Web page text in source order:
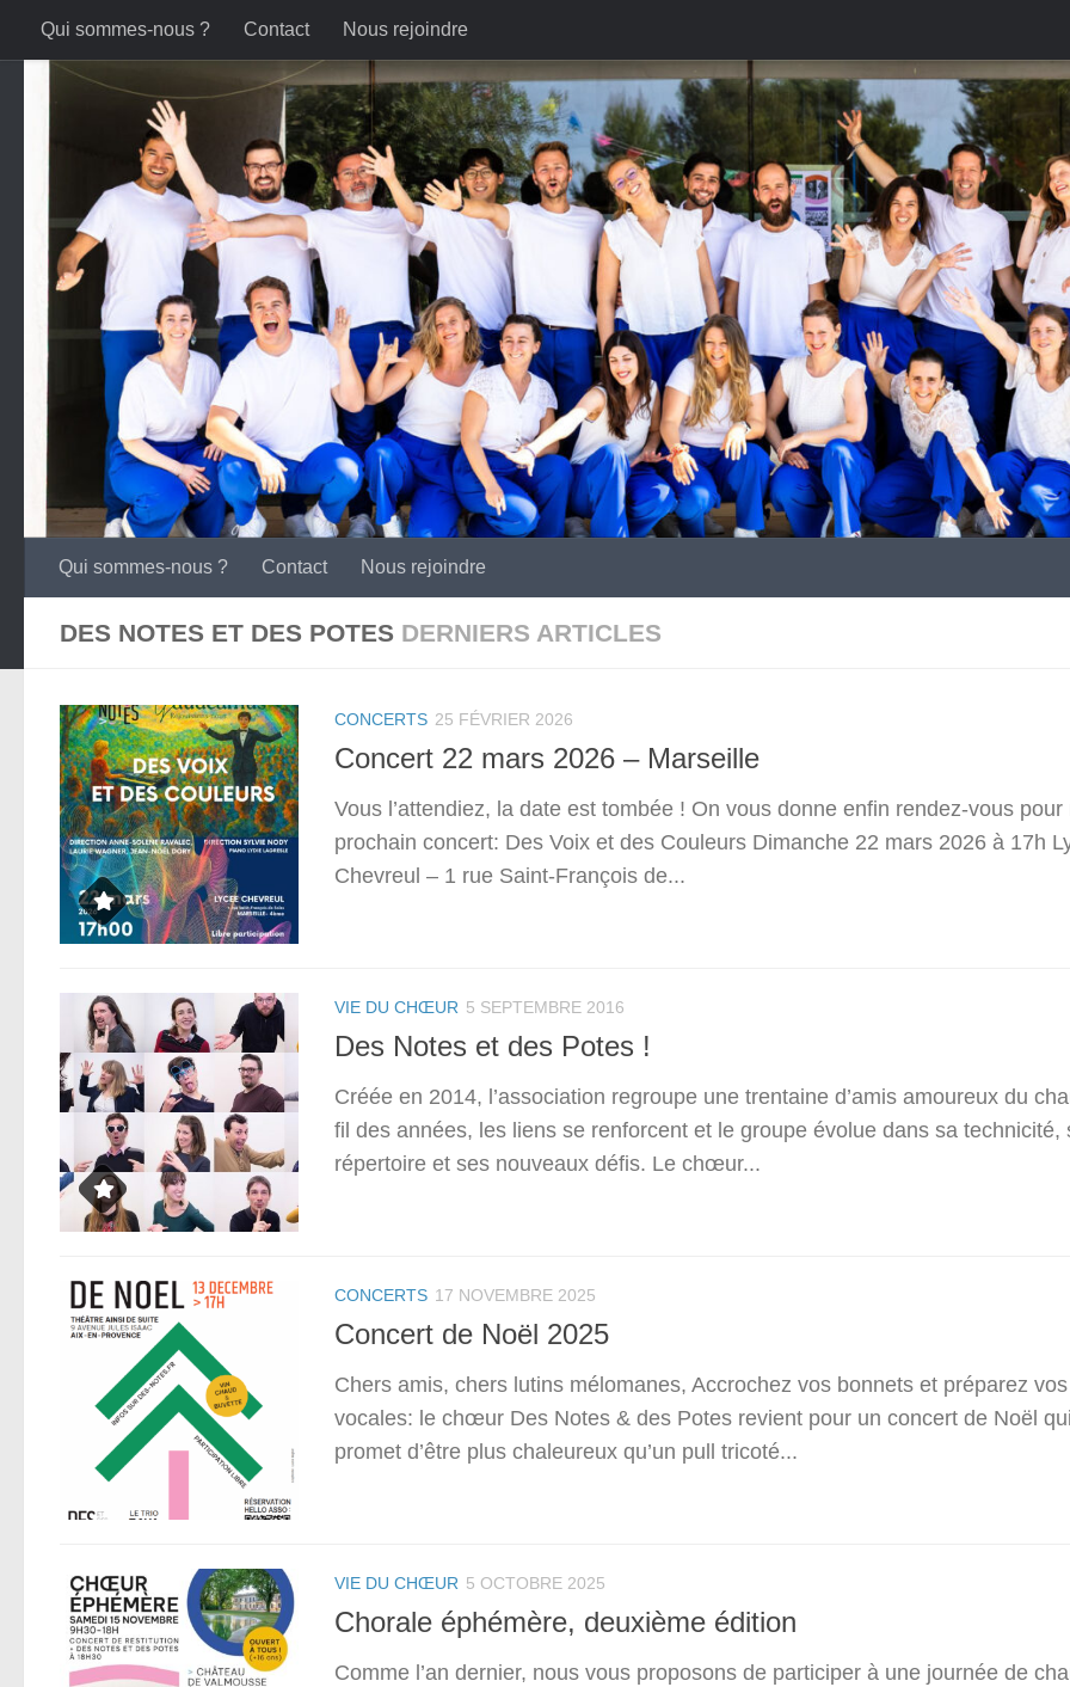
Skip to content
Qui sommes-nous ? Contact Nous rejoindre
Qui sommes-nous ? Contact Nous rejoindre
DES NOTES ET DES POTES DERNIERS ARTICLES
CONCERTS 25 FÉVRIER 2026
Concert 22 mars 2026 – Marseille
Vous l’attendiez, la date est tombée ! On vous donne enfin rendez-vous pour
prochain concert: Des Voix et des Couleurs Dimanche 22 mars 2026 à 17h
Chevreul – 1 rue Saint-François de...
VIE DU CHŒUR 5 SEPTEMBRE 2016
Des Notes et des Potes !
Créée en 2014, l’association regroupe une trentaine d’amis amoureux du
fil des années, les liens se renforcent et le groupe évolue dans sa technicité,
répertoire et ses nouveaux défis. Le chœur...
CONCERTS 17 NOVEMBRE 2025
Concert de Noël 2025
Chers amis, chers lutins mélomanes, Accrochez vos bonnets et préparez
vocales: le chœur Des Notes & des Potes revient pour un concert de Noël qui
promet d’être plus chaleureux qu’un pull tricoté...
VIE DU CHŒUR 5 OCTOBRE 2025
Chorale éphémère, deuxième édition
Comme l’an dernier, nous vous proposons de participer à une journée de